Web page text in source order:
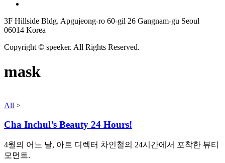
3F Hillside Bldg. Apgujeong-ro 60-gil 26 Gangnam-gu Seoul
06014 Korea
Copyright © speeker. All Rights Reserved.
mask
All >
Cha Inchul’s Beauty 24 Hours!
4월의 어느 날, 아트 디렉터 차인철의 24시간에서 포착한 뷰티
모먼트.